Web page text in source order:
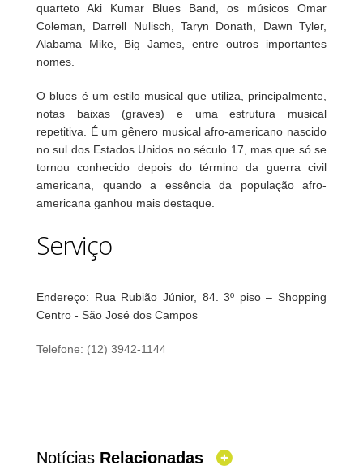
quarteto Aki Kumar Blues Band, os músicos Omar
Coleman, Darrell Nulisch, Taryn Donath, Dawn Tyler,
Alabama Mike, Big James, entre outros importantes
nomes.
O blues é um estilo musical que utiliza, principalmente,
notas baixas (graves) e uma estrutura musical
repetitiva. É um gênero musical afro-americano nascido
no sul dos Estados Unidos no século 17, mas que só se
tornou conhecido depois do término da guerra civil
americana, quando a essência da população afro-
americana ganhou mais destaque.
Serviço
Endereço: Rua Rubião Júnior, 84. 3º piso – Shopping
Centro - São José dos Campos
Telefone: (12) 3942-1144
Notícias Relacionadas